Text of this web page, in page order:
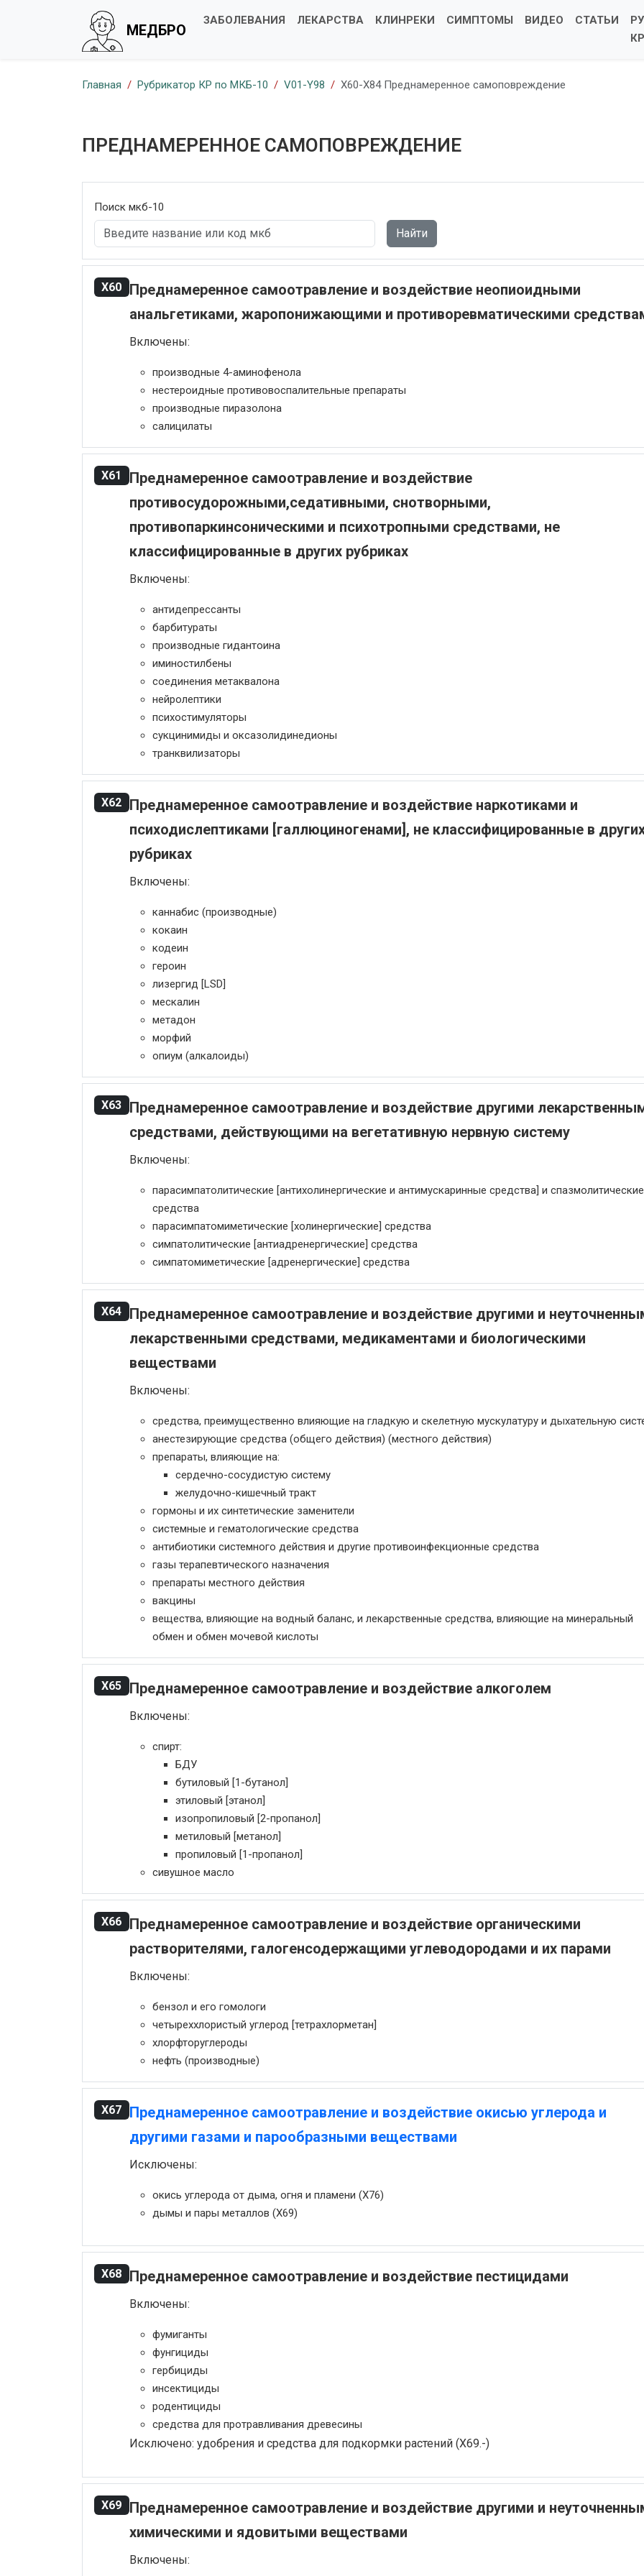
МЕДБРО
ЗАБОЛЕВАНИЯ ЛЕКАРСТВА КЛИНРЕКИ СИМПТОМЫ ВИДЕО СТАТЬИ
КР
Главная Рубрикатор КР по МКБ-10 V01-Y98 X60-X84 Преднамеренное самоповреждение
ПРЕДНАМЕРЕННОЕ САМОПОВРЕЖДЕНИЕ
Поиск мкб-10
Найти
X60 Преднамеренное самоотравление и воздействие неопиоидными
анальгетиками, жаропонижающими и противоревматическими
Включены:
производные 4-аминофенола
нестероидные противовоспалительные препараты
производные пиразолона
салицилаты
X61
Преднамеренное самоотравление и воздействие
противосудорожными,седативными, снотворными,
противопаркинсоническими и психотропными средствами, не
классифицированные в других рубриках
Включены:
антидепрессанты
барбитураты
производные гидантоина
иминостилбены
соединения метаквалона
нейролептики
психостимуляторы
сукцинимиды и оксазолидинедионы
транквилизаторы
X62 Преднамеренное самоотравление и воздействие наркотиками и
психодислептиками [галлюциногенами], не классифицированные в
рубриках
Включены:
каннабис (производные)
кокаин
кодеин
героин
лизергид [LSD]
мескалин
метадон
морфий
опиум (алкалоиды)
X63 Преднамеренное самоотравление и воздействие другими
средствами, действующими на вегетативную нервную систему
Включены:
парасимпатолитические [антихолинергические и антимускаринные средства] и спазмолитические
средства
парасимпатомиметические [холинергические] средства
симпатолитические [антиадренергические] средства
симпатомиметические [адренергические] средства
X64 Преднамеренное самоотравление и воздействие другими и
лекарственными средствами, медикаментами и биологическими
веществами
Включены:
средства, преимущественно влияющие на гладкую и скелетную мускулатуру и дыхательную
анестезирующие средства (общего действия) (местного действия)
препараты, влияющие на:
сердечно-сосудистую систему
желудочно-кишечный тракт
гормоны и их синтетические заменители
системные и гематологические средства
антибиотики системного действия и другие противоинфекционные средства
газы терапевтического назначения
препараты местного действия
вакцины
вещества, влияющие на водный баланс, и лекарственные средства, влияющие на минеральный
обмен и обмен мочевой кислоты
X65 Преднамеренное самоотравление и воздействие алкоголем
Включены:
спирт:
БДУ
бутиловый [1-бутанол]
этиловый [этанол]
изопропиловый [2-пропанол]
метиловый [метанол]
пропиловый [1-пропанол]
сивушное масло
X66 Преднамеренное самоотравление и воздействие органическими
растворителями, галогенсодержащими углеводородами и их парами
Включены:
бензол и его гомологи
четыреххлористый углерод [тетрахлорметан]
хлорфторуглероды
нефть (производные)
X67 Преднамеренное самоотравление и воздействие окисью углерода и
другими газами и парообразными веществами
Исключены:
окись углерода от дыма, огня и пламени (X76)
дымы и пары металлов (X69)
X68 Преднамеренное самоотравление и воздействие пестицидами
Включены:
фумиганты
фунгициды
гербициды
инсектициды
родентициды
средства для протравливания древесины
Исключено: удобрения и средства для подкормки растений (X69.-)
X69 Преднамеренное самоотравление и воздействие другими и
химическими и ядовитыми веществами
Включены: